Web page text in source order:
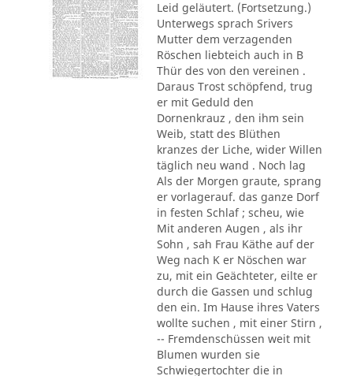
Leid geläutert. (Fortsetzung.)
Unterwegs sprach Srivers
Mutter dem verzagenden
Röschen liebteich auch in B
Thür des von den vereinen .
Daraus Trost schöpfend, trug
er mit Geduld den
Dornenkrauz , den ihm sein
Weib, statt des Blüthen
kranzes der Liche, wider Willen
täglich neu wand . Noch lag
Als der Morgen graute, sprang
er vorlagerauf. das ganze Dorf
in festen Schlaf ; scheu, wie
Mit anderen Augen , als ihr
Sohn , sah Frau Käthe auf der
Weg nach K er Nöschen war
zu, mit ein Geächteter, eilte er
durch die Gassen und schlug
den ein. Im Hause ihres Vaters
wollte suchen , mit einer Stirn ,
-- Fremdenschüssen weit mit
Blumen wurden sie
Schwiegertochter die in